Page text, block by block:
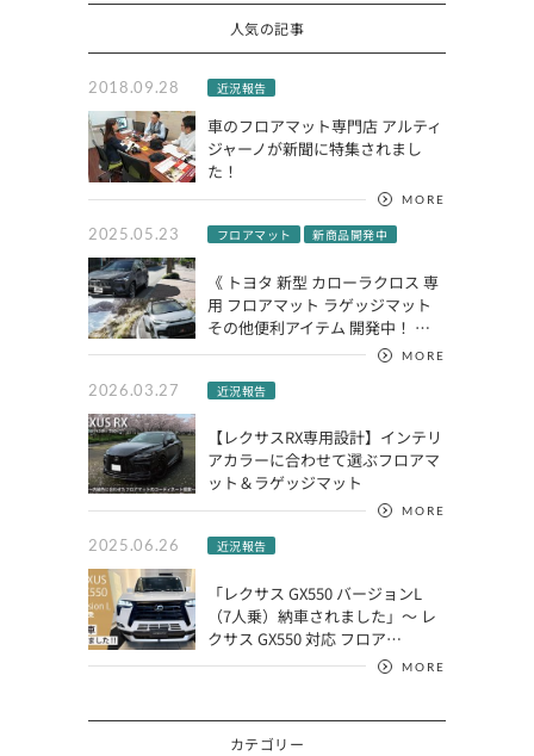
人気の記事
2018.09.28 近況報告
車のフロアマット専門店 アルティ
ジャーノが新聞に特集されまし
た！
MORE
2025.05.23 フロアマット 新商品開発中
《 トヨタ 新型 カローラクロス 専
用 フロアマット ラゲッジマット
その他便利アイテム 開発中！ …
MORE
2026.03.27 近況報告
【レクサスRX専用設計】インテリ
アカラーに合わせて選ぶフロアマ
ット＆ラゲッジマット
MORE
2025.06.26 近況報告
「レクサス GX550 バージョンL
（7人乗）納車されました」～ レ
クサス GX550 対応 フロア…
MORE
カテゴリー